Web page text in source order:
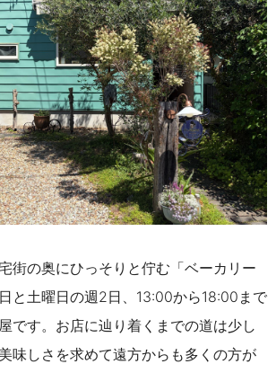
街の奥にひっそりと佇む「ベーカリー
と土曜日の週2日、13:00から18:00まで
です。お店に辿り着くまでの道は少し
味しさを求めて遠方からも多くの方が